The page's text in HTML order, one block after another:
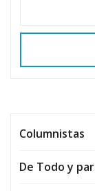
Columnistas
De Todo y